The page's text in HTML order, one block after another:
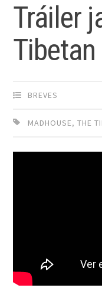
Tráiler
Tibetan
BREVES
MADHOUSE,THE